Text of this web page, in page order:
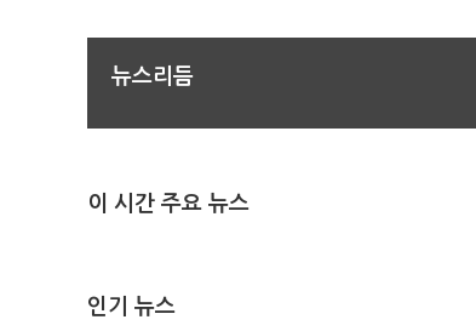
뉴스리듬
이 시간 주요 뉴스
인기 뉴스